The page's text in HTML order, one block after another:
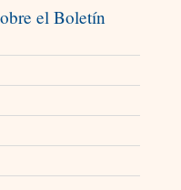
el Boletín